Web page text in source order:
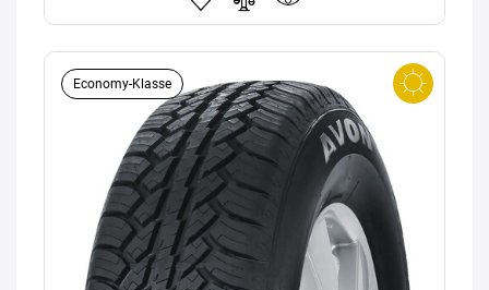
Economy-Klasse